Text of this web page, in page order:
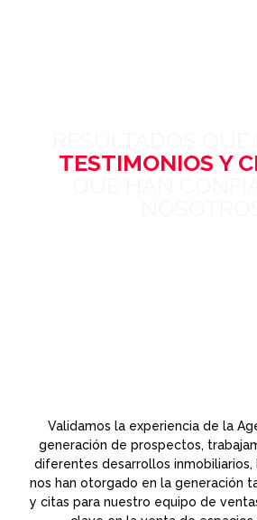
TESTIMONIOS Y
Validamos la experiencia de la
generación de prospectos,
diferentes desarrollos
nos han otorgado en la generación
y citas para nuestro equipo de